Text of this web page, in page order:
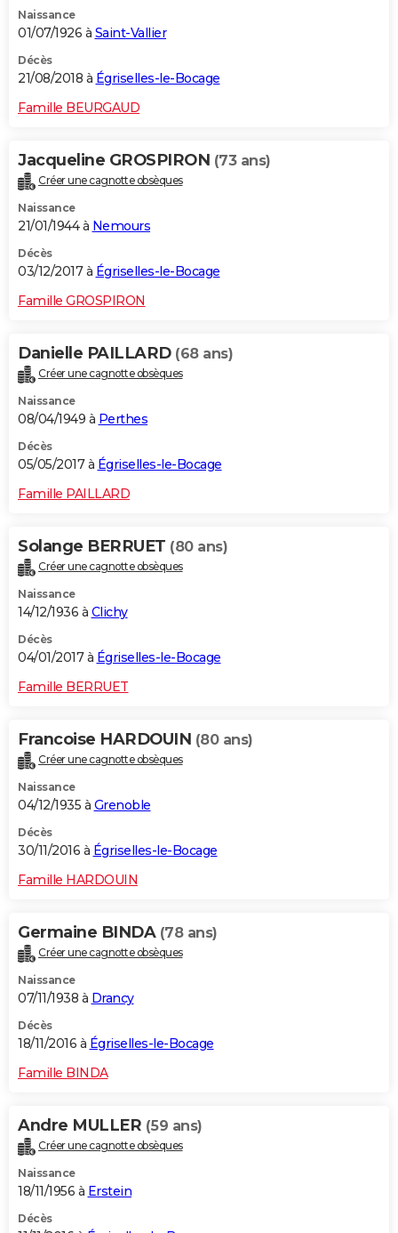
Naissance
01/07/1926 à Saint-Vallier
Décès
21/08/2018 à Égriselles-le-Bocage
Famille BEURGAUD
Jacqueline GROSPIRON (73 ans)
Créer une cagnotte obsèques
Naissance
21/01/1944 à Nemours
Décès
03/12/2017 à Égriselles-le-Bocage
Famille GROSPIRON
Danielle PAILLARD (68 ans)
Créer une cagnotte obsèques
Naissance
08/04/1949 à Perthes
Décès
05/05/2017 à Égriselles-le-Bocage
Famille PAILLARD
Solange BERRUET (80 ans)
Créer une cagnotte obsèques
Naissance
14/12/1936 à Clichy
Décès
04/01/2017 à Égriselles-le-Bocage
Famille BERRUET
Francoise HARDOUIN (80 ans)
Créer une cagnotte obsèques
Naissance
04/12/1935 à Grenoble
Décès
30/11/2016 à Égriselles-le-Bocage
Famille HARDOUIN
Germaine BINDA (78 ans)
Créer une cagnotte obsèques
Naissance
07/11/1938 à Drancy
Décès
18/11/2016 à Égriselles-le-Bocage
Famille BINDA
Andre MULLER (59 ans)
Créer une cagnotte obsèques
Naissance
18/11/1956 à Erstein
Décès